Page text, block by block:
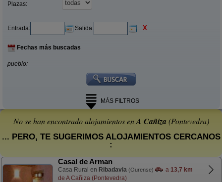
Plazas:
Entrada: Salida: X
Fechas más buscadas
pueblo:
MÁS FILTROS
No se han encontrado alojamientos enA Cañiza (Pontevedra)
... PERO, TE SUGERIMOS ALOJAMIENTOS CERCANOS
:
Casal de Arman
Casa Rural en Ribadavia (Ourense) a 13,7 km
de A Cañiza (Pontevedra)